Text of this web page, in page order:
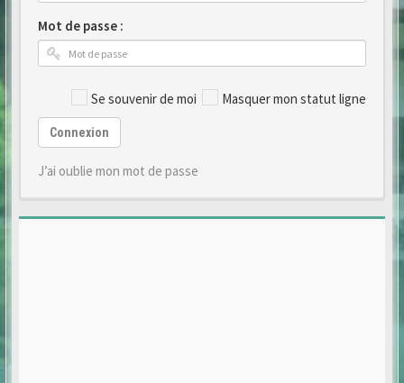
Mot de passe :
Se souvenir de moi Masquer mon statut ligne
Connexion
J’ai oublie mon mot de passe